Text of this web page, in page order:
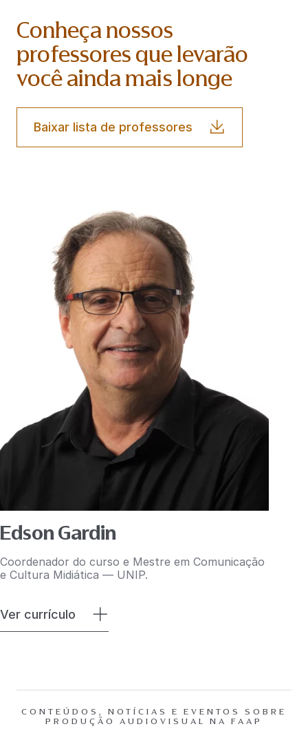
Conheça nossos
professores que levarão
você ainda mais longe
Baixar lista de professores
Edson Gardin
Coordenador do curso e Mestre em Comunicação
e Cultura Midiática — UNIP.
Ver currículo
CONTEÚDOS, NOTÍCIAS E EVENTOS SOBRE
PRODUÇÃO AUDIOVISUAL NA FAAP